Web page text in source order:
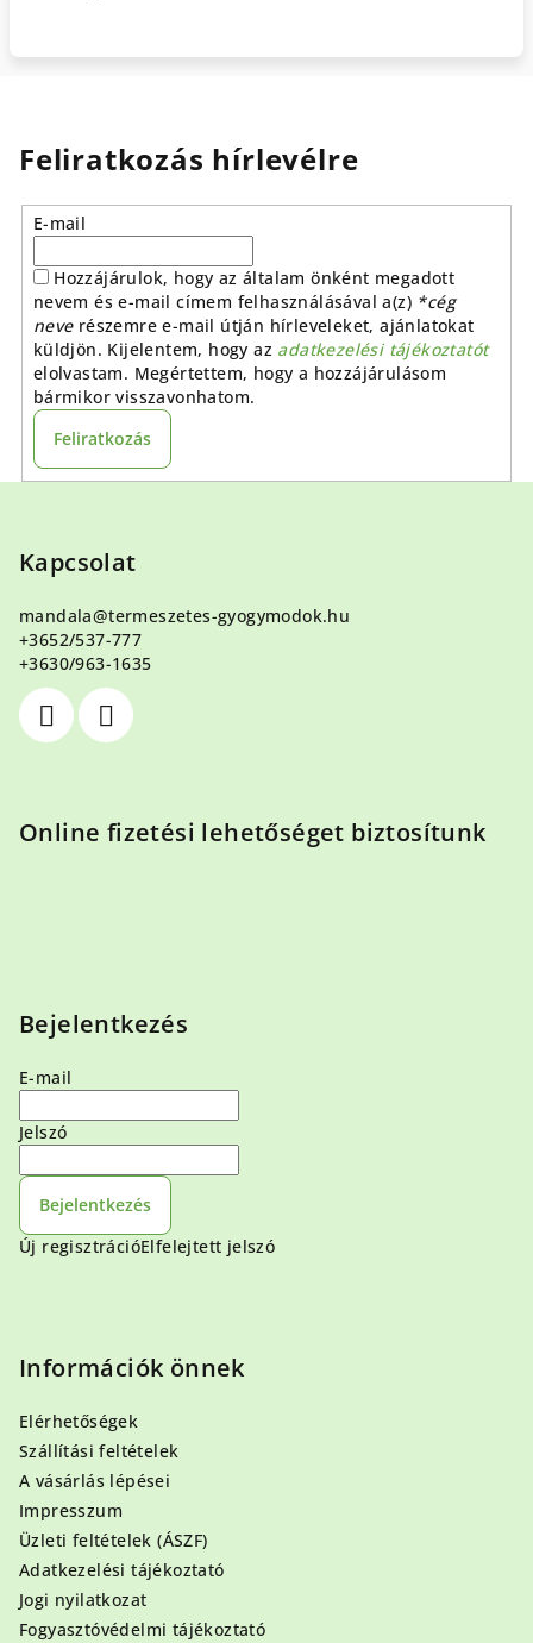
Feliratkozás hírlevélre
E-mail
Hozzájárulok, hogy az általam önként megadott
nevem és e-mail címem felhasználásával a(z) *cég
neverészemre e-mail útján hírleveleket, ajánlatokat
küldjön. Kijelentem, hogy az adatkezelési tájékoztatót
elolvastam. Megértettem, hogy a hozzájárulásom
bármikor visszavonhatom.
Feliratkozás
Kapcsolat
mandala@termeszetes-gyogymodok.hu
+3652/537-777
+3630/963-1635
Online fizetési lehetőséget biztosítunk
Bejelentkezés
E-mail
Jelszó
Bejelentkezés
Új regisztrációElfelejtett jelszó
Információk önnek
Elérhetőségek
Szállítási feltételek
A vásárlás lépései
Impresszum
Üzleti feltételek (ÁSZF)
Adatkezelési tájékoztató
Jogi nyilatkozat
Fogyasztóvédelmi tájékoztató